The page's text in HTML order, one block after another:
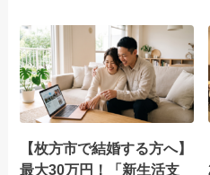
【枚方市で結婚する方へ】
最大30万円！「新生活支